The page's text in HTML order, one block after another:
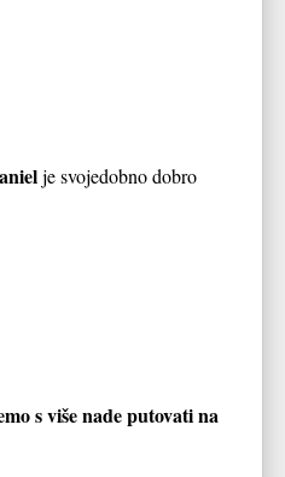
je svojedobno dobro
s više nade putovati na